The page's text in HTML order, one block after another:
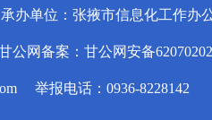
承办单位：张掖市信息化工作办
公网备案：甘公网安备
举报电话：0936-8228142